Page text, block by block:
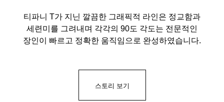
티파니 T가 지닌 깔끔한 그래픽적 라인은 정교함과
세련미를 그려내며 각각의 90도 각도는 전문적인
장인이 빠르고 정확한 움직임으로 완성하였습니다.
스토리 보기